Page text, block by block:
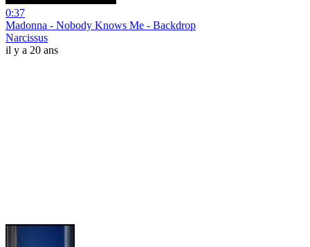
0:37
Madonna - Nobody Knows Me - Backdrop
Narcissus
il y a 20 ans